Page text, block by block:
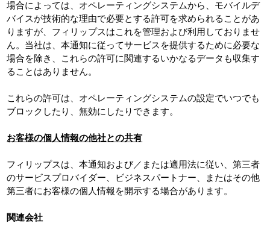
場合によっては、オペレーティングシステムから、モバイルデ
バイスが技術的な理由で必要とする許可を求められることがあ
りますが、フィリップスはこれを管理および利用しておりませ
ん。当社は、本通知に従ってサービスを提供するために必要な
場合を除き、これらの許可に関連するいかなるデータも収集す
ることはありません。
これらの許可は、オペレーティングシステムの設定でいつでも
ブロックしたり、無効にしたりできます。
お客様の個人情報の他社との共有
フィリップスは、本通知および／または適用法に従い、第三者
のサービスプロバイダー、ビジネスパートナー、またはその他
第三者にお客様の個人情報を開示する場合があります。
関連会社